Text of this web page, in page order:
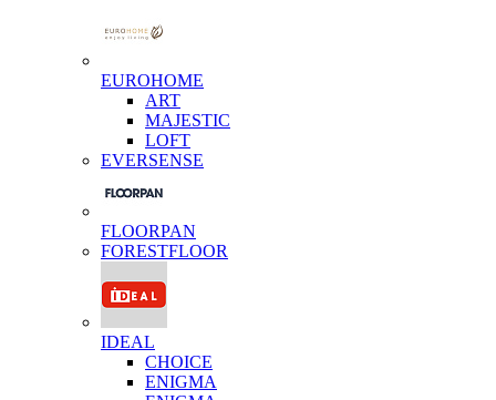
EUROHOME
ART
MAJESTIC
LOFT
EVERSENSE
FLOORPAN
FORESTFLOOR
IDEAL
CHOICE
ENIGMA